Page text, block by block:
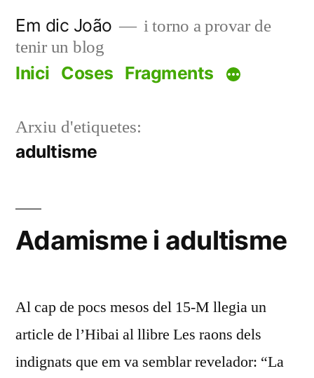
contingut
Em dic João
i torno a provar de
tenir un blog
Inici Coses Fragments
Arxiu d'etiquetes:
adultisme
Adamisme i adultisme
Al cap de pocs mesos del 15-M llegia un
article de l’Hibai al llibre Les raons dels
indignats que em va semblar revelador: “La